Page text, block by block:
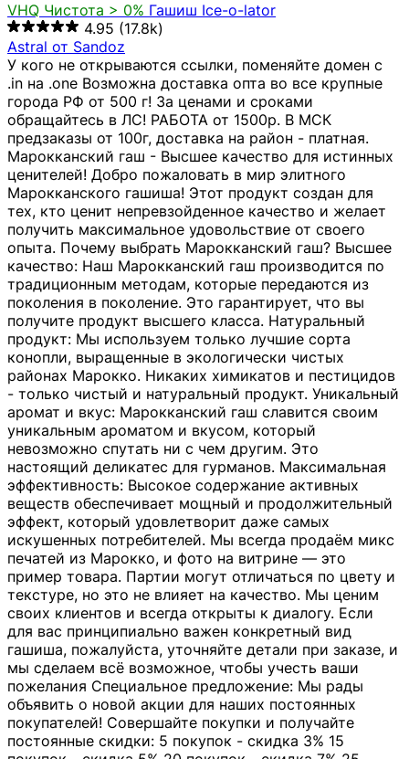
VHQ Чистота > 0% Гашиш Ice-o-lator
4.95 (17.8k)
Astral от Sandoz
У кого не открываются ссылки, поменяйте домен с
.in на .one Возможна доставка опта во все крупные
города РФ от 500 г! За ценами и сроками
обращайтесь в ЛС! РАБОТА от 1500р. В МСК
предзаказы от 100г, доставка на район - платная.
Марокканский гаш - Высшее качество для истинных
ценителей! Добро пожаловать в мир элитного
Марокканского гашиша! Этот продукт создан для
тех, кто ценит непревзойденное качество и желает
получить максимальное удовольствие от своего
опыта. Почему выбрать Марокканский гаш? Высшее
качество: Наш Марокканский гаш производится по
традиционным методам, которые передаются из
поколения в поколение. Это гарантирует, что вы
получите продукт высшего класса. Натуральный
продукт: Мы используем только лучшие сорта
конопли, выращенные в экологически чистых
районах Марокко. Никаких химикатов и пестицидов
- только чистый и натуральный продукт. Уникальный
аромат и вкус: Марокканский гаш славится своим
уникальным ароматом и вкусом, который
невозможно спутать ни с чем другим. Это
настоящий деликатес для гурманов. Максимальная
эффективность: Высокое содержание активных
веществ обеспечивает мощный и продолжительный
эффект, который удовлетворит даже самых
искушенных потребителей. Мы всегда продаём микс
печатей из Марокко, и фото на витрине — это
пример товара. Партии могут отличаться по цвету и
текстуре, но это не влияет на качество. Мы ценим
своих клиентов и всегда открыты к диалогу. Если
для вас принципиально важен конкретный вид
гашиша, пожалуйста, уточняйте детали при заказе, и
мы сделаем всё возможное, чтобы учесть ваши
пожелания Специальное предложение: Мы рады
объявить о новой акции для наших постоянных
покупателей! Совершайте покупки и получайте
постоянные скидки: 5 покупок - скидка 3% 15